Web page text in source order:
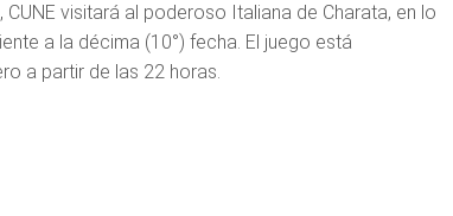
visitará al poderoso Italiana de Charata, en lo
a la décima (10°) fecha. El juego está
a partir de las 22 horas.